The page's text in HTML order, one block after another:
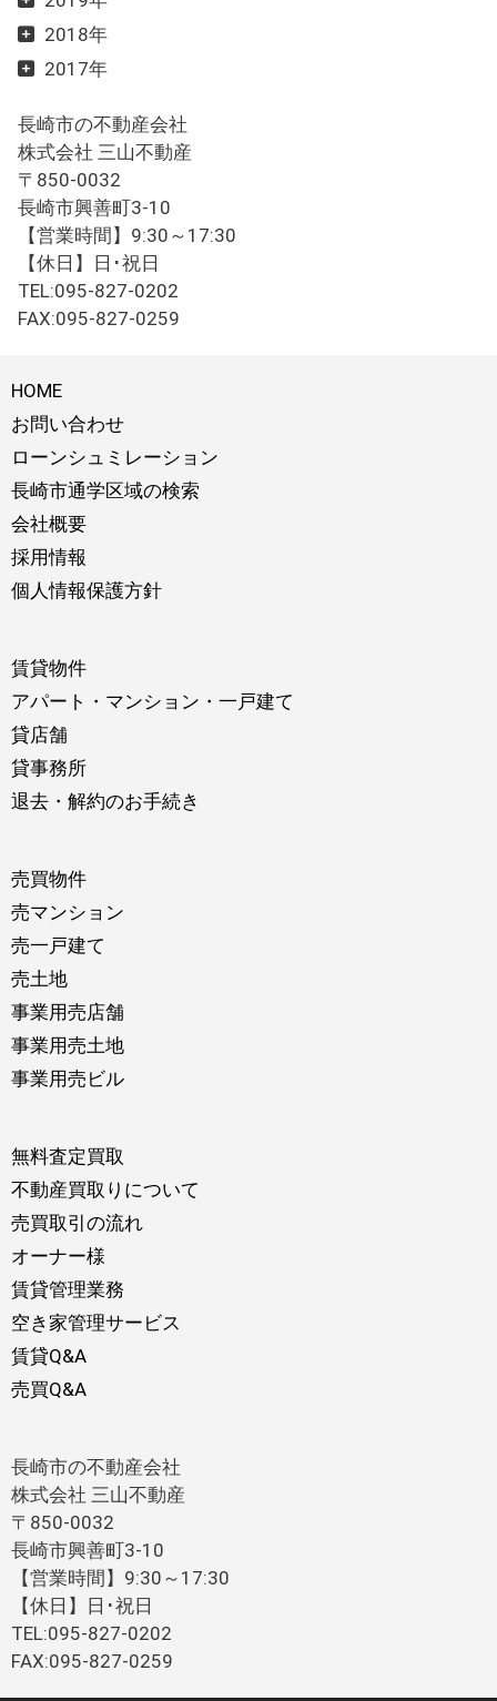
2018年
2017年
長崎市の不動産会社
株式会社 三山不動産
〒850-0032
長崎市興善町3-10
【営業時間】9:30～17:30
【休日】日･祝日
TEL:095-827-0202
FAX:095-827-0259
HOME
お問い合わせ
ローンシュミレーション
長崎市通学区域の検索
会社概要
採用情報
個人情報保護方針
賃貸物件
アパート・マンション・一戸建て
貸店舗
貸事務所
退去・解約のお手続き
売買物件
売マンション
売一戸建て
売土地
事業用売店舗
事業用売土地
事業用売ビル
無料査定買取
不動産買取りについて
売買取引の流れ
オーナー様
賃貸管理業務
空き家管理サービス
賃貸Q&A
売買Q&A
長崎市の不動産会社
株式会社 三山不動産
〒850-0032
長崎市興善町3-10
【営業時間】9:30～17:30
【休日】日･祝日
TEL:095-827-0202
FAX:095-827-0259